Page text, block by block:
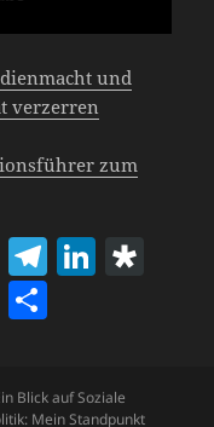
und
verzerren
zum
X T
a
Li
dIo
W
d n
Blick auf Soziale
Mein Standpunkt